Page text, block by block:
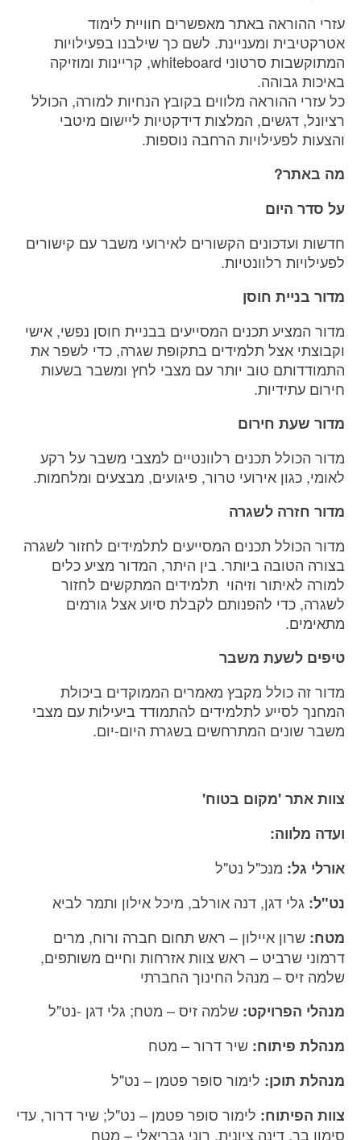
עזרי ההוראה באתר מאפשרים חוויית לימוד
אטרקטיבית ומעניינת. לשם כך שילבנו בפעילויות
המתוקשבות סרטוני whiteboard, קריינות ומוזיקה
באיכות גבוהה.
כל עזרי ההוראה מלווים בקובץ הנחיות למורה, הכולל
רציונל, דגשים, המלצות דידקטיות ליישום מיטבי
והצעות לפעילויות הרחבה נוספות.
מה באתר?
על סדר היום
חדשות ועדכונים הקשורים לאירועי משבר עם קישורים
לפעילויות רלוונטיות.
מדור בניית חוסן
מדור המציע תכנים המסייעים בבניית חוסן נפשי, אישי
וקבוצתי אצל תלמידים בתקופת שגרה, כדי לשפר את
התמודדותם טוב יותר עם מצבי לחץ ומשבר בשעות
חירום עתידיות.
מדור שעת חירום
מדור הכולל תכנים רלוונטיים למצבי משבר על רקע
לאומי, כגון אירועי טרור, פיגועים, מבצעים ומלחמות.
מדור חזרה לשגרה
מדור הכולל תכנים המסייעים לתלמידים לחזור לשגרה
בצורה הטובה ביותר. בין היתר, המדור מציע כלים
למורה לאיתור וזיהוי תלמידים המתקשים לחזור
לשגרה, כדי להפנותם לקבלת סיוע אצל גורמים
מתאימים.
טיפים לשעת משבר
מדור זה כולל מקבץ מאמרים הממוקדים ביכולת
המחנך לסייע לתלמידים להתמודד ביעילות עם מצבי
משבר שונים המתרחשים בשגרת היום-יום.
צוות אתר 'מקום בטוח'
ועדה מלווה:
אורלי גל: מנכ"ל נט"ל
נט"ל: גלי דגן, דנה אורלב, מיכל אילון ותמר לביא
מטח: שרון איילון – ראש תחום חברה ורוח, מרים
דרמוני שרביט – ראש צוות אזרחות וחיים משותפים,
שלמה זיס – מנהל החינוך החברתי
מנהלי הפרויקט: שלמה זיס – מטח; גלי דגן -נט"ל
מנהלת פיתוח: שיר דרור – מטח
מנהלת תוכן: לימור סופר פטמן – נט"ל
צוות הפיתוח: לימור סופר פטמן – נט"ל; שיר דרור, עדי
סימון בר, דינה ציונית, רוני גבריאלי – מטח